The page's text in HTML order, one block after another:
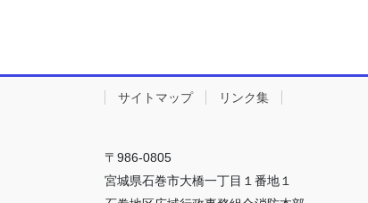
サイトマップ リンク集
〒986-0805
宮城県石巻市大橋一丁目１番地１